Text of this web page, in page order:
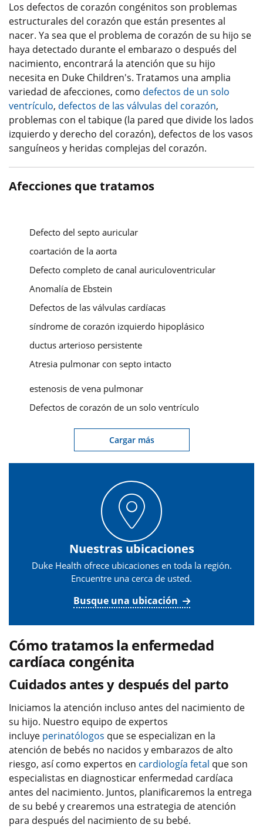
Los defectos de corazón congénitos son problemas
estructurales del corazón que están presentes al
nacer. Ya sea que el problema de corazón de su hijo se
haya detectado durante el embarazo o después del
nacimiento, encontrará la atención que su hijo
necesita en Duke Children's. Tratamos una amplia
variedad de afecciones, como defectos de un solo
ventrículo, defectos de las válvulas del corazón,
problemas con el tabique (la pared que divide los lados
izquierdo y derecho del corazón), defectos de los vasos
sanguíneos y heridas complejas del corazón.
Afecciones que tratamos
Defecto del septo auricular
coartación de la aorta
Defecto completo de canal auriculoventricular
Anomalía de Ebstein
Defectos de las válvulas cardíacas
síndrome de corazón izquierdo hipoplásico
ductus arterioso persistente
Atresia pulmonar con septo intacto
estenosis de vena pulmonar
Defectos de corazón de un solo ventrículo
Cargar más
Nuestras ubicaciones
Duke Health ofrece ubicaciones en toda la región.
Encuentre una cerca de usted.
Busque una ubicación
Cómo tratamos la enfermedad
cardíaca congénita
Cuidados antes y después del parto
Iniciamos la atención incluso antes del nacimiento de
su hijo. Nuestro equipo de expertos
incluye perinatólogos que se especializan en la
atención de bebés no nacidos y embarazos de alto
riesgo, así como expertos en cardiología fetal que son
especialistas en diagnosticar enfermedad cardíaca
antes del nacimiento. Juntos, planificaremos la entrega
de su bebé y crearemos una estrategia de atención
para después del nacimiento de su bebé.